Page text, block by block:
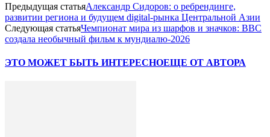
Предыдущая статьяАлександр Сидоров: о ребрендинге,
развитии региона и будущем digital-рынка Центральной Азии
Следующая статьяЧемпионат мира из шарфов и значков: BBC
создала необычный фильм к мундиалю-2026
ЭТО МОЖЕТ БЫТЬ ИНТЕРЕСНОЕЩЕ ОТ АВТОРА